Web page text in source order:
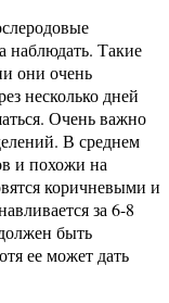
наблюдать. Такие
они очень
несколько дней
Очень важно
В среднем
и похожи на
коричневыми и
за 6-8
быть
ее может дать